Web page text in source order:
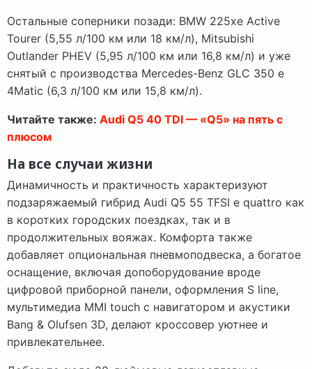
Остальные соперники позади: BMW 225xe Active
Tourer (5,55 л/100 км или 18 км/л), Mitsubishi
Outlander PHEV (5,95 л/100 км или 16,8 км/л) и уже
снятый с производства Mercedes-Benz GLC 350 e
4Matic (6,3 л/100 км или 15,8 км/л).
Читайте также: Audi Q5 40 TDI — «Q5» на пять с
плюсом
На все случаи жизни
Динамичность и практичность характеризуют
подзаряжаемый гибрид Audi Q5 55 TFSI e quattro как
в коротких городских поездках, так и в
продолжительных вояжах. Комфорта также
добавляет опциональная пневмоподвеска, а богатое
оснащение, включая допоборудование вроде
цифровой приборной панели, оформления S line,
мультимедиа MMI touch с навигатором и акустики
Bang & Olufsen 3D, делают кроссовер уютнее и
привлекательнее.